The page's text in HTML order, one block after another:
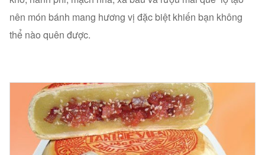
nên món bánh mang hương vị đặc biệt khiến bạn không
thể nào quên được.